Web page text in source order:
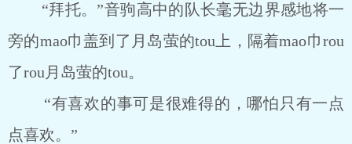
“拜托。”音驹高中的队长毫无边界感地将一
旁的mao巾盖到了月岛萤的tou上，隔着mao巾rou
了rou月岛萤的tou。
“有喜欢的事可是很难得的，哪怕只有一点
点喜欢。”